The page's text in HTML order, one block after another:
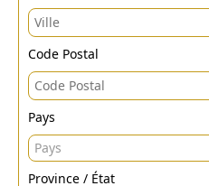
Code Postal
Pays
Pays
Province / État